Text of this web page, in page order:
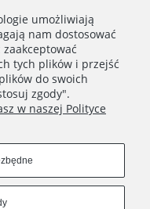
umożliwiają
nam dostosować
tych plików i przejść
do swoich
zgody".
w naszej Polityce